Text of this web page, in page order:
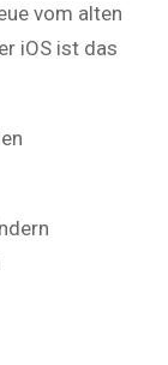
vom alten
iOS ist das